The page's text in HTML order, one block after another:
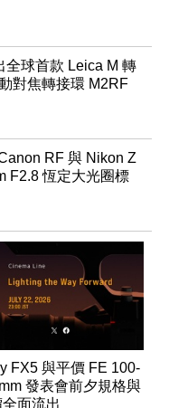
全球首款 Leica M 轉
對焦轉接環 M2RF
RF 與 Nikon Z
F2.8 恆定大光圈標
FX5 與平價 FE 100-
發表會前夕規格與
面流出